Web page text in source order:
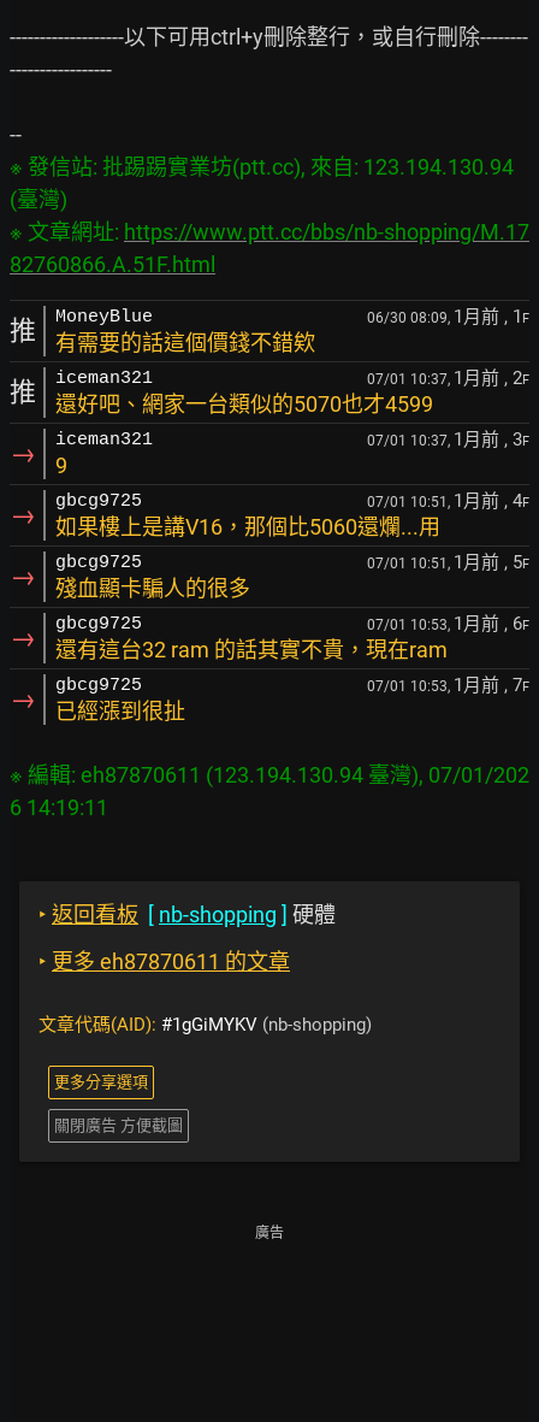
-------------------以下可用ctrl+y刪除整行，或自行刪除--------
-----------------
※ 發信站: 批踢踢實業坊(ptt.cc), 來自: 123.194.130.94
(臺灣)
※ 文章網址: https://www.ptt.cc/bbs/nb-shopping/M.17
82760866.A.51F.html
推 MoneyBlue 06/30 08:09, 1月前 , 1 F
有需要的話這個價錢不錯欸
推 iceman321 07/01 10:37, 1月前 , 2F
還好吧、網家一台類似的5070也才4599
→ iceman321 07/01 10:37, 1月前 , 3F
9
→ gbcg9725 07/01 10:51, 1月前 , 4F
如果樓上是講V16，那個比5060還爛...用
→ gbcg9725 07/01 10:51, 1月前 , 5F
殘血顯卡騙人的很多
→ gbcg9725 07/01 10:53, 1月前 , 6F
還有這台32 ram 的話其實不貴，現在ram
→ gbcg9725 07/01 10:53, 1月前 , 7F
已經漲到很扯
※ 編輯: eh87870611 (123.194.130.94 臺灣), 07/01/202
‣ 返回看板 [ nb-shopping ] 硬體
‣ 更多 eh87870611 的文章
文章代碼(AID): #1gGiMYKV (nb-shopping)
更多分享選項
關閉廣告 方便截圖
廣告